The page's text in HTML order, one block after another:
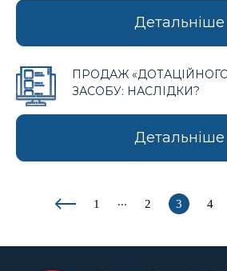
Детальніше
ПРОДАЖ
ЗАСОБУ: НАСЛІДКИ?
Детальніше
1 ... 2 3 4